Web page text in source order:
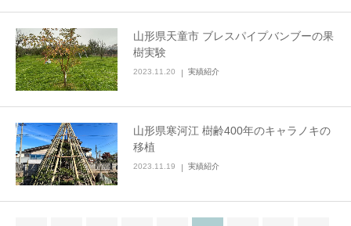
山形県天童市 ブレスパイプバンブーの果
樹実験
2023.11.20 実績紹介
山形県寒河江 樹齢400年のキャラノキの
移植
2023.11.19 実績紹介